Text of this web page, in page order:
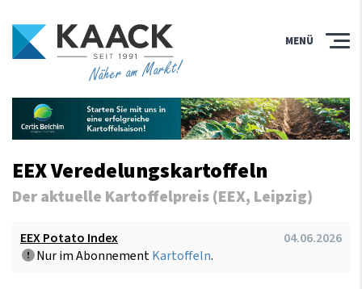
Näher am Markt!
MENÜ
EEX Veredelungskartoffeln
Der aktuelle Kartoffelpreis (EEX, Leipzig)
EEX Potato Index
04.06.2026
Nur im AbonnementKartoffeln.